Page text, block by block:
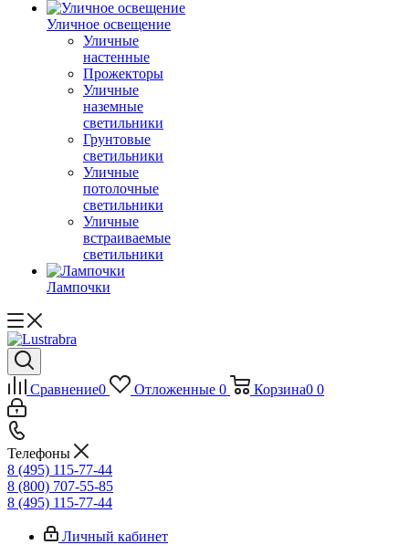
Уличное освещение
Уличные
настенные
Прожекторы
Уличные
наземные
светильники
Грунтовые
светильники
Уличные
потолочные
светильники
Уличные
встраиваемые
светильники
Лампочки
Сравнение0 Отложенные 0 Корзина0 0
Телефоны
8 (495) 115-77-44
8 (800) 707-55-85
8 (495) 115-77-44
Личный кабинет